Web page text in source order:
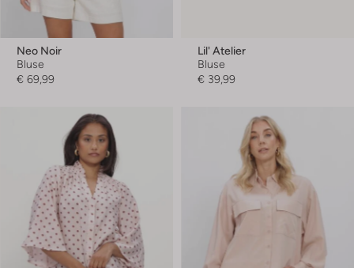
Neo Noir
Bluse
€ 69,99
Lil' Atelier
Bluse
€ 39,99